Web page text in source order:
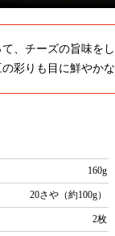
、チーズの旨味を
彩りも目に鮮やかな
160g
20さや（約100g）
2枚